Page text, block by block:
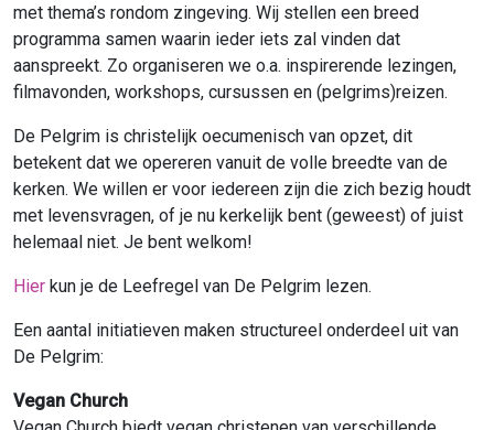
met thema’s rondom zingeving. Wij stellen een breed
programma samen waarin ieder iets zal vinden dat
aanspreekt. Zo organiseren we o.a. inspirerende lezingen,
filmavonden, workshops, cursussen en (pelgrims)reizen.
De Pelgrim is christelijk oecumenisch van opzet, dit
betekent dat we opereren vanuit de volle breedte van de
kerken. We willen er voor iedereen zijn die zich bezig houdt
met levensvragen, of je nu kerkelijk bent (geweest) of juist
helemaal niet. Je bent welkom!
Hier kun je de Leefregel van De Pelgrim lezen.
Een aantal initiatieven maken structureel onderdeel uit van
De Pelgrim:
Vegan Church